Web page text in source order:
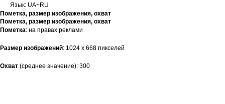
Язык: UA+RU
Пометка, размер изображения, охват
Пометка, размер изображения, охват
Пометка: на правах реклами
Размер изображений: 1024 х 668 пикселей
Охват (среднее значение): 300